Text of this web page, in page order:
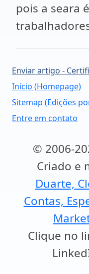
pois a seara
Enviar artigo -
Início (Homepage)
Sitemap (Edições
Entre em contato
© 2006-
Criado e
Duarte,
Contas,
Clique no